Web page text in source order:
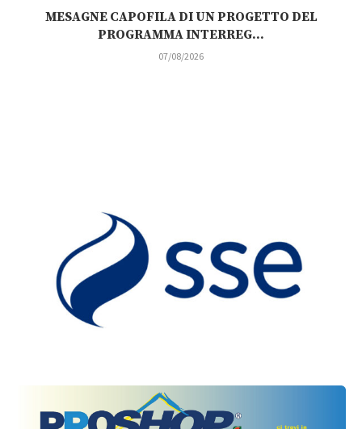
MESAGNE CAPOFILA DI UN PROGETTO DEL
PROGRAMMA INTERREG...
07/08/2026